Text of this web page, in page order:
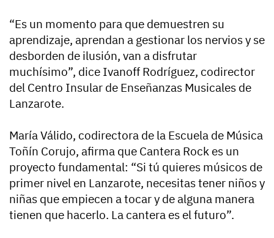
“Es un momento para que demuestren su
aprendizaje, aprendan a gestionar los nervios y se
desborden de ilusión, van a disfrutar
muchísimo”, dice Ivanoff Rodríguez, codirector
del Centro Insular de Enseñanzas Musicales de
Lanzarote.
María Válido, codirectora de la Escuela de Música
Toñín Corujo, afirma que Cantera Rock es un
proyecto fundamental: “Si tú quieres músicos de
primer nivel en Lanzarote, necesitas tener niños y
niñas que empiecen a tocar y de alguna manera
tienen que hacerlo. La cantera es el futuro”.